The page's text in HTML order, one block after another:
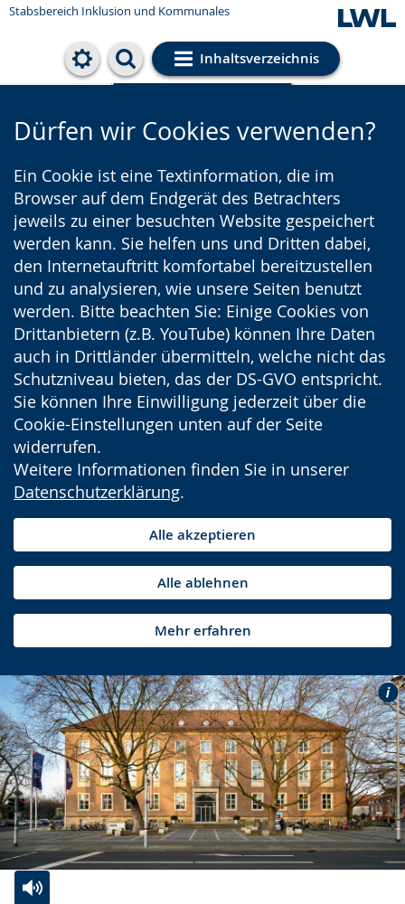
Stabsbereich Inklusion und Kommunales
Inhaltsverzeichnis
Cookie-Einstellungen
Dürfen wir Cookies verwenden?
Ein Cookie ist eine Textinformation, die im
Browser auf dem Endgerät des Betrachters
jeweils zu einer besuchten Website gespeichert
werden kann. Sie helfen uns und Dritten dabei,
den Internetauftritt komfortabel bereitzustellen
und zu analysieren, wie unsere Seiten benutzt
werden. Bitte beachten Sie: Einige Cookies von
Drittanbietern (z.B. YouTube) können Ihre Daten
auch in Drittländer übermitteln, welche nicht das
Schutzniveau bieten, das der DS-GVO entspricht.
Sie können Ihre Einwilligung jederzeit über die
Cookie-Einstellungen unten auf der Seite
widerrufen.
Weitere Informationen finden Sie in unserer
Datenschutzerklärung.
Alle akzeptieren
Alle ablehnen
Mehr erfahren